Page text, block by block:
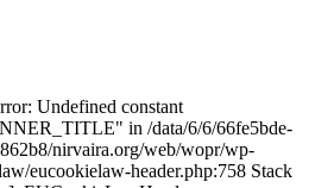
Undefined constant
in /data/6/6/66fe5bde-
nirvaira.org/web/wopr/wp-
eucookielaw-header.php:758 Stack